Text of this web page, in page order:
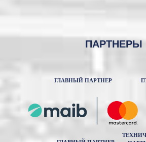
ПАРТНЕРЫ
ГЛАВНЫЙ ПАРТНЕР